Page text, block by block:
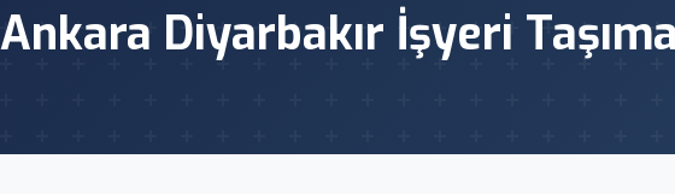
Ankara Diyarbakır İşyeri Taşıma